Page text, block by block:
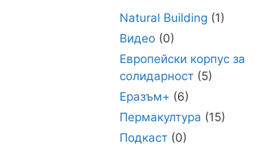
Natural Building (1)
Видео (0)
Европейски корпус за
солидарност (5)
Еразъм+ (6)
Пермакултура (15)
Подкаст (0)